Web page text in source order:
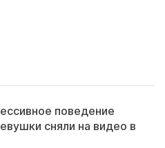
поведение
сняли на видео в